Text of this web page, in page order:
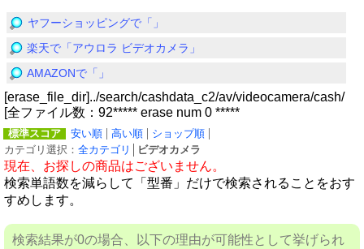
ヤフーショッピングで「」
楽天で「アウロラ ビデオカメラ」
AMAZONで「」
[erase_file_dir]../search/cashdata_c2/av/videocamera/cash/
[全ファイル数：92***** erase num 0 *****
標準スコア 安い順 高い順
ショップ順
カテゴリ選択： 全カテゴリ ビデオカメラ
現在、お探しの商品はございません。
検索単語数を減らして「型番」だけで検索されることをおす
すめします。
検索結果が0の場合、以下の理由が可能性として挙げられ